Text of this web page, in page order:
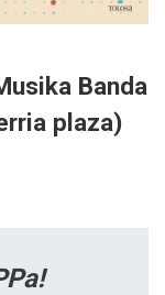
Banda
plaza)